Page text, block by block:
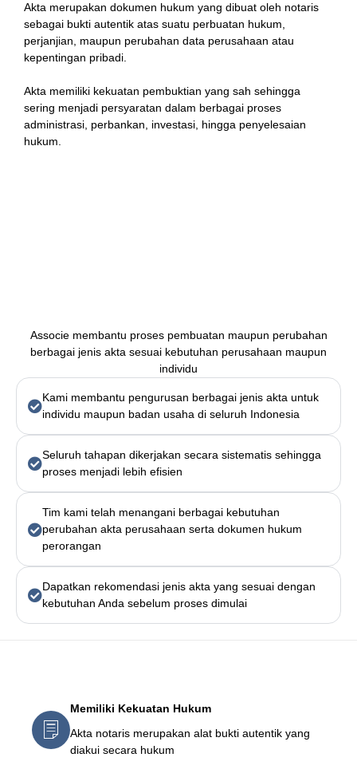
Akta merupakan dokumen hukum yang dibuat oleh notaris
sebagai bukti autentik atas suatu perbuatan hukum,
perjanjian, maupun perubahan data perusahaan atau
kepentingan pribadi.
Akta memiliki kekuatan pembuktian yang sah sehingga
sering menjadi persyaratan dalam berbagai proses
administrasi, perbankan, investasi, hingga penyelesaian
hukum.
Associe membantu proses pembuatan maupun perubahan
berbagai jenis akta sesuai kebutuhan perusahaan maupun
individu
Kami membantu pengurusan berbagai jenis akta untuk
individu maupun badan usaha di seluruh Indonesia
Seluruh tahapan dikerjakan secara sistematis sehingga
proses menjadi lebih efisien
Tim kami telah menangani berbagai kebutuhan
perubahan akta perusahaan serta dokumen hukum
perorangan
Dapatkan rekomendasi jenis akta yang sesuai dengan
kebutuhan Anda sebelum proses dimulai
Memiliki Kekuatan Hukum
Akta notaris merupakan alat bukti autentik yang
diakui secara hukum